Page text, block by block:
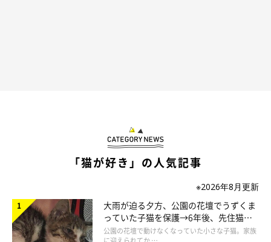
「猫が好き」の人気記事
※2026年8月更新
大雨が迫る夕方、公園の花壇でうずくま
っていた子猫を保護→6年後、先住猫
と“姉妹”のような関係に
公園の花壇で動けなくなっていた小さな子猫。家族